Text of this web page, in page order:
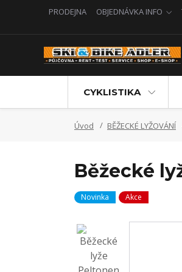
PRODEJNA OBJEDNÁVKA INFO
CYKLISTIKA
Úvod BĚŽECKÉ LYŽOVÁNÍ
Běžecké
Novinka Akce